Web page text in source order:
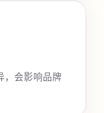
，会影响品牌